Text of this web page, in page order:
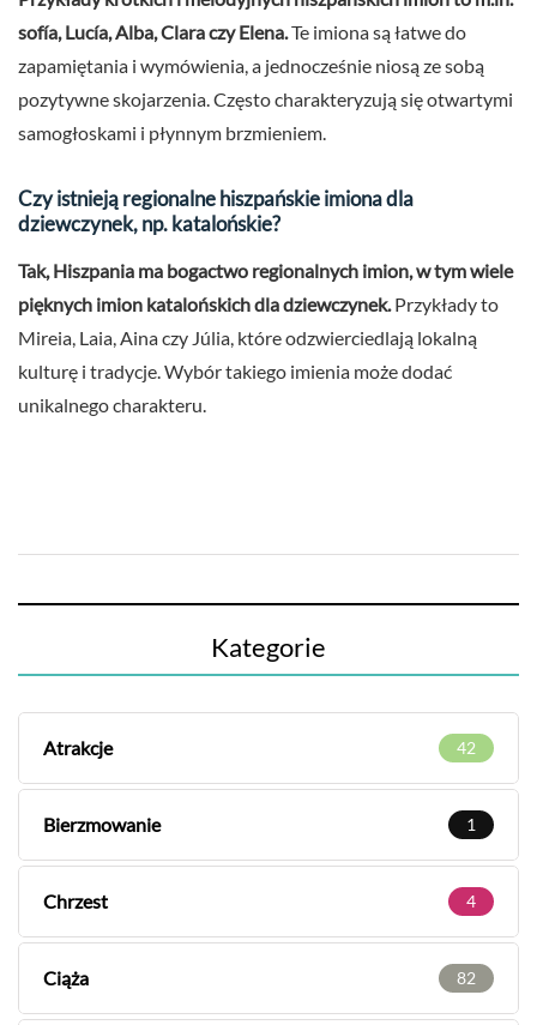
sofía, Lucía, Alba, Clara czy Elena.Te imiona są łatwe do
zapamiętania i wymówienia, a jednocześnie niosą ze sobą
pozytywne skojarzenia. Często charakteryzują się otwartymi
samogłoskami i płynnym brzmieniem.
Czy istnieją regionalne hiszpańskie imiona dla
dziewczynek, np. katalońskie?
Tak, Hiszpania ma bogactwo regionalnych imion, w tym wiele
pięknych imion katalońskich dla dziewczynek. Przykłady to
Mireia, Laia, Aina czy Júlia, które odzwierciedlają lokalną
kulturę i tradycje. Wybór takiego imienia może dodać
unikalnego charakteru.
Kategorie
Atrakcje 42
Bierzmowanie 1
Chrzest 4
Ciąża 82